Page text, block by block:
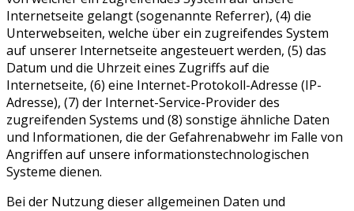
Internetseite gelangt (sogenannte Referrer), (4) die
Unterwebseiten, welche über ein zugreifendes System
auf unserer Internetseite angesteuert werden, (5) das
Datum und die Uhrzeit eines Zugriffs auf die
Internetseite, (6) eine Internet-Protokoll-Adresse (IP-
Adresse), (7) der Internet-Service-Provider des
zugreifenden Systems und (8) sonstige ähnliche Daten
und Informationen, die der Gefahrenabwehr im Falle von
Angriffen auf unsere informationstechnologischen
Systeme dienen.
Bei der Nutzung dieser allgemeinen Daten und